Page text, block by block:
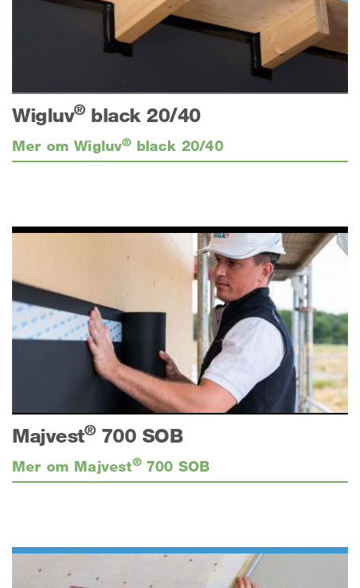
Wigluv®black 20/40
Mer om Wigluv® black 20/40
Majvest®700 SOB
Mer om Majvest®700 SOB